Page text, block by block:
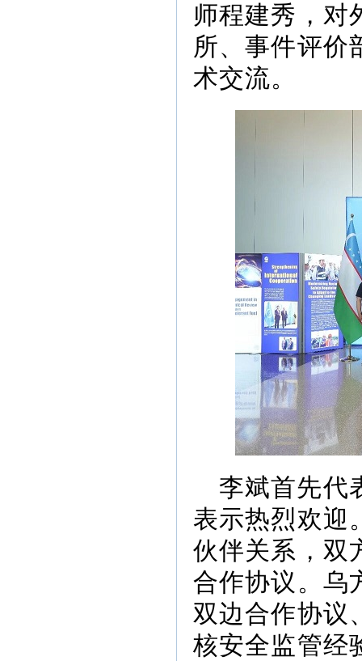
师程建秀，对
所、事件评价
术交流。
李斌首先代
表示热烈欢迎
伙伴关系，双
合作协议。乌
双边合作协议
核安全监管经